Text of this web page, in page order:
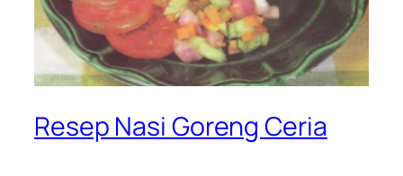
Resep Nasi Goreng Ceria